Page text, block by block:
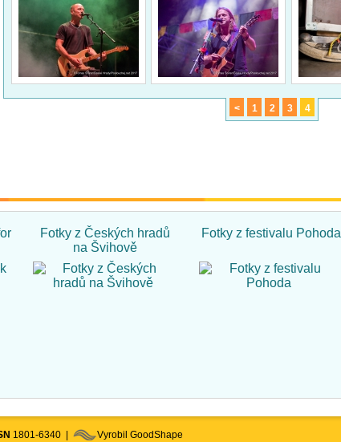
< 1 2 3 4
Fotky z Českých hradů
na Švihově
Fotky z festivalu Pohoda
1801-6340 | Vyrobil GoodShape